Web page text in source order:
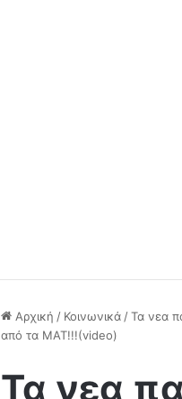
Αρχική / Κοινωνικά /Τα νεα
από τα ΜΑΤ!!!(video)
Τα νεα